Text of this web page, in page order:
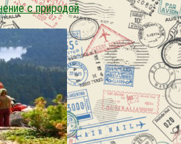
с природой